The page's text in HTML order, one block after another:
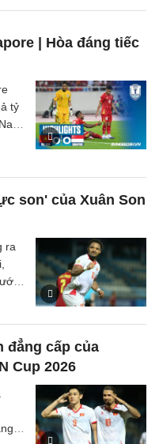
| Hòa đáng tiếc
tỷ
son' của Xuân Son
ra
đẳng cấp của
Cup 2026